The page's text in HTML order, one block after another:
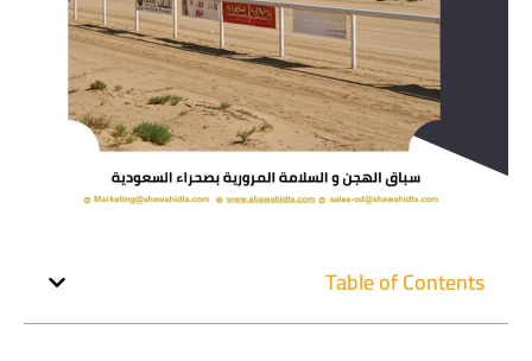
Table of Contents